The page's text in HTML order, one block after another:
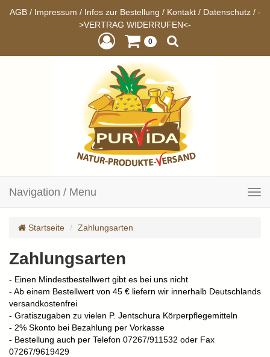
AGB / Impressum / Infos zur Bestellung / Kontakt / Datenschutz / -
>VERTRAG WIDERRUFEN<-
0
Navigation / Menu
Startseite Zahlungsarten
Zahlungsarten
- Einen Mindestbestellwert gibt es bei uns nicht
- Ab einem Bestellwert von 45 € liefern wir innerhalb Deutschlands
versandkostenfrei
- Gratiszugaben zu vielen P. Jentschura Körperpflegemitteln
- 2% Skonto bei Bezahlung per Vorkasse
- Bestellung auch per Telefon 07267/911532 oder Fax
07267/9619429